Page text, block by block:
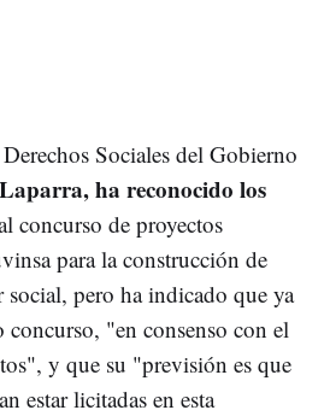
Sociales del Gobierno
ha reconocido los
concurso de proyectos
para la construcción de
pero ha indicado que ya
concurso, "en consenso con el
y que su "previsión es que
estar licitadas en esta